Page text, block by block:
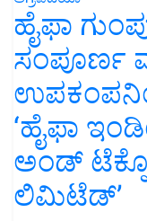
ಹೈಫಾ
ಸಂಪೂರ್ಣ
‘ಹೈಫಾ
ಅಂಡ್
ಲಿಮಿಟೆಡ್’